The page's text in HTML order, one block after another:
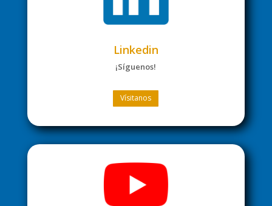
Linkedin
¡Síguenos!
Vísitanos